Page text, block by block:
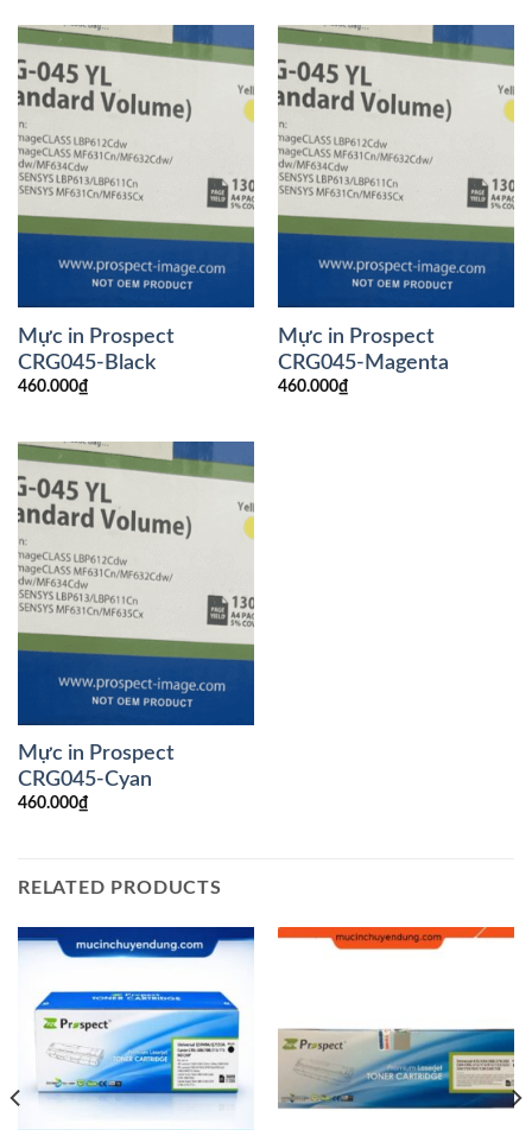
Mực in Prospect
CRG045-Black
460.000₫
Mực in Prospect
CRG045-Magenta
460.000₫
Mực in Prospect
CRG045-Cyan
460.000₫
RELATED PRODUCTS